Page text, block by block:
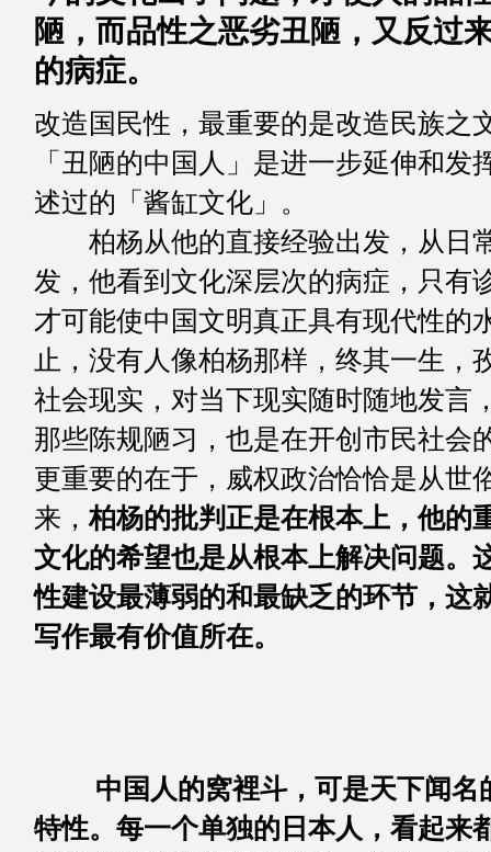
陋，而品性之恶劣丑陋，又反过
的病症。
改造国民性，最重要的是改造民族之
「丑陋的中国人」是进一步延伸和发
述过的「酱缸文化」。
柏杨从他的直接经验出发，从日
发，他看到文化深层次的病症，只有
才可能使中国文明真正具有现代性的
止，没有人像柏杨那样，终其一生，
社会现实，对当下现实随时随地发言
那些陈规陋习，也是在开创市民社会
更重要的在于，威权政治恰恰是从世
来，柏杨的批判正是在根本上，他的
文化的希望也是从根本上解决问题。
性建设最薄弱的和最缺乏的环节，这
写作最有价值所在。
中国人的窝裡斗，可是天下闻名
特性。每一个单独的日本人，看起来